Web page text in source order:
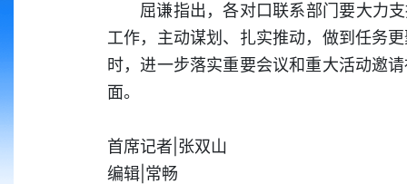
屈谦指出，各对口联系部门要大力
工作，主动谋划、扎实推动，做到任务
时，进一步落实重要会议和重大活动邀
面。
首席记者|张双山
编辑|常畅